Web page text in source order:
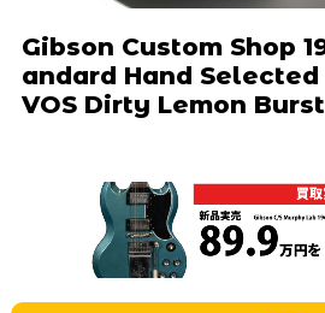
Gibson Custom Shop
andard Hand Selected
VOS Dirty Lemon Burst